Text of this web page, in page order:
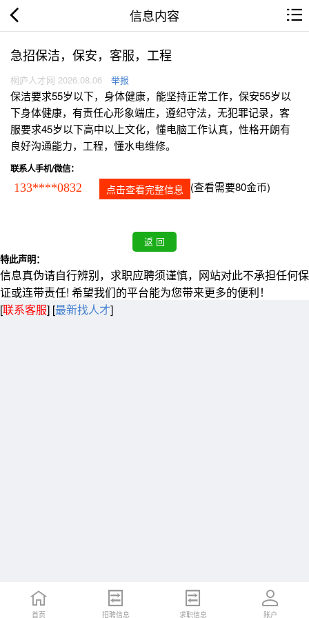
信息内容
急招保洁，保安，客服，工程
桐庐人才网 2026.08.06 举报
保洁要求55岁以下，身体健康，能坚持正常工作，保安55岁以
下身体健康，有责任心形象端庄，遵纪守法，无犯罪记录，客
服要求45岁以下高中以上文化，懂电脑工作认真，性格开朗有
良好沟通能力，工程，懂水电维修。
联系人手机/微信：
133****0832 点击查看完整信息 (查看需要80金币)
特此声明：
信息真伪请自行辨别，求职应聘须谨慎，网站对此不承担任何保
证或连带责任! 希望我们的平台能为您带来更多的便利！
[联系客服] [最新找人才]
首页 招聘信息 求职信息 账户